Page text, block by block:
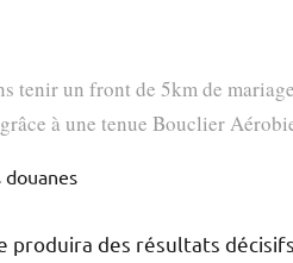
tenir un front de 5km de
à une tenue Bouclier
douanes
produira des résultats